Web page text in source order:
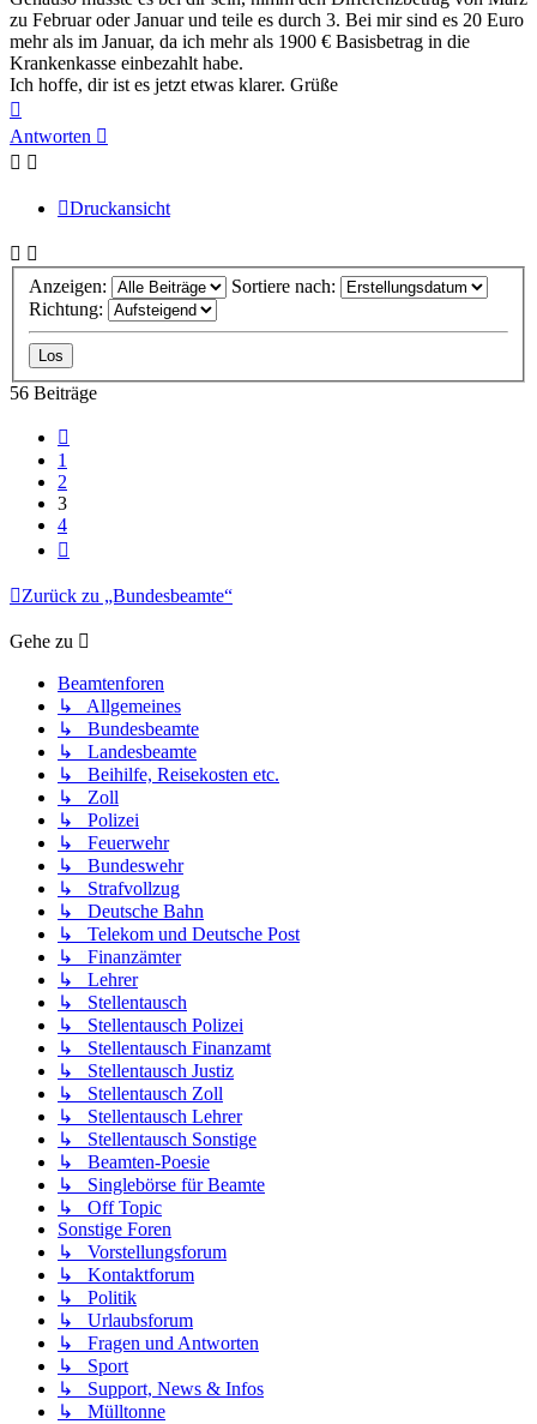
zu Februar oder Januar und teile es durch 3. Bei mir sind es 20 Euro
mehr als im Januar, da ich mehr als 1900 € Basisbetrag in die
Krankenkasse einbezahlt habe.
Ich hoffe, dir ist es jetzt etwas klarer. Grüße
oben
Antworten
Druckansicht
Anzeigen:
Sortiere nach:
Richtung:
56 Beiträge
1
2
3
4
Zurück zu „Bundesbeamte“
Gehe zu
Beamtenforen
↳ Allgemeines
↳ Bundesbeamte
↳ Landesbeamte
↳ Beihilfe, Reisekosten etc.
↳ Zoll
↳ Polizei
↳ Feuerwehr
↳ Bundeswehr
↳ Strafvollzug
↳ Deutsche Bahn
↳ Telekom und Deutsche Post
↳ Finanzämter
↳ Lehrer
↳ Stellentausch
↳ Stellentausch Polizei
↳ Stellentausch Finanzamt
↳ Stellentausch Justiz
↳ Stellentausch Zoll
↳ Stellentausch Lehrer
↳ Stellentausch Sonstige
↳ Beamten-Poesie
↳ Singlebörse für Beamte
↳ Off Topic
Sonstige Foren
↳ Vorstellungsforum
↳ Kontaktforum
↳ Politik
↳ Urlaubsforum
↳ Fragen und Antworten
↳ Sport
↳ Support, News & Infos
↳ Mülltonne